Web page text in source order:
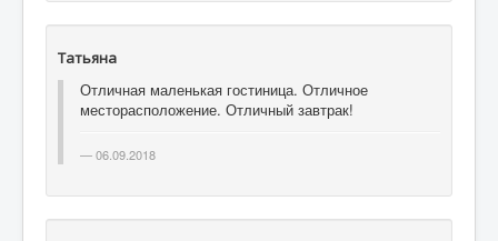
Татьяна
Отличная маленькая гостиница. Отличное
месторасположение. Отличный завтрак!
06.09.2018